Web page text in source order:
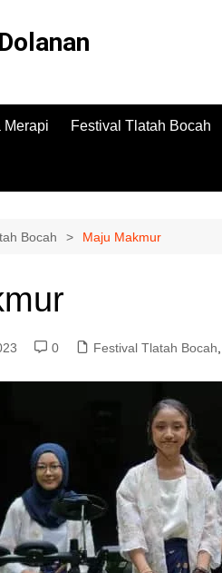
Merapi Festival Tlatah Bocah
Bocah Maju Makmur
0 Festival Tlatah Bocah